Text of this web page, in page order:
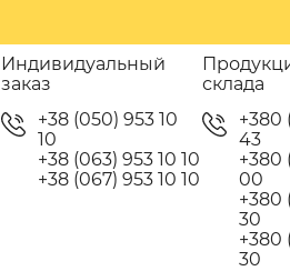
Индивидуальный
заказ
+38 (050) 953 10
10
+38 (063) 953 10 10
+38 (067) 953 10 10
склада
+380
43
+380
00
+380
30
+380
30